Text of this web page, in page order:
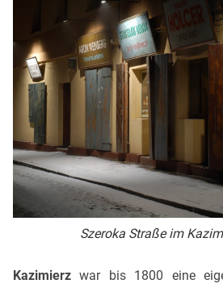
Szeroka Straße im
Kazimierz war bis 1800 eine